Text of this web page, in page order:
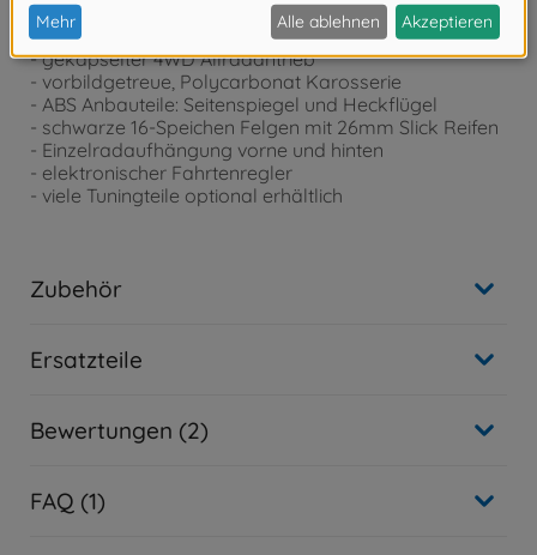
- Länge: 434mm, Breite: 194mm, Höhe: 120mm,
Radstand: 257mm
- gekapselter 4WD Allradantrieb
- vorbildgetreue, Polycarbonat Karosserie
- ABS Anbauteile: Seitenspiegel und Heckflügel
- schwarze 16-Speichen Felgen mit 26mm Slick Reifen
- Einzelradaufhängung vorne und hinten
- elektronischer Fahrtenregler
- viele Tuningteile optional erhältlich
Zubehör
Ersatzteile
Bewertungen (2)
FAQ (1)